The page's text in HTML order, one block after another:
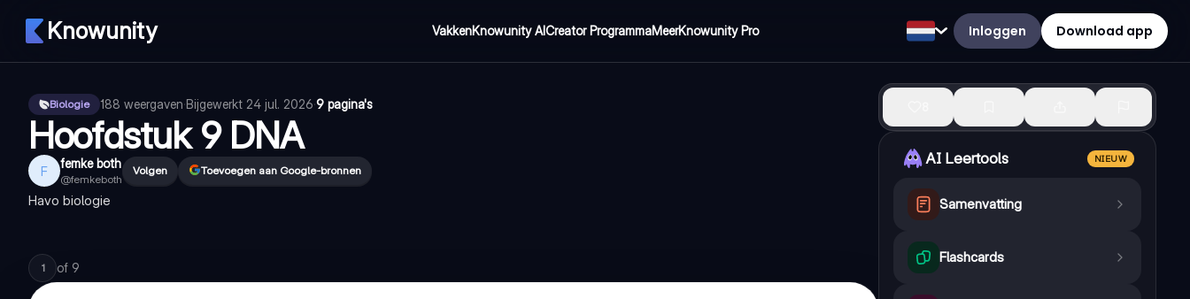
Knowunity VakkenKnowunity AICreator ProgrammaMeerKnowunity Pro Inloggen Download app
Biologie 188 weergaven·Bijgewerkt 24 jul. 2026·9 pagina's
Hoofdstuk 9 DNA
F femke both
@femkeboth
Volgen Toevoegen aan Google-bronnen
Havo biologie
1 of 9
AI Leertools NIEUW
Samenvatting
Flashcards